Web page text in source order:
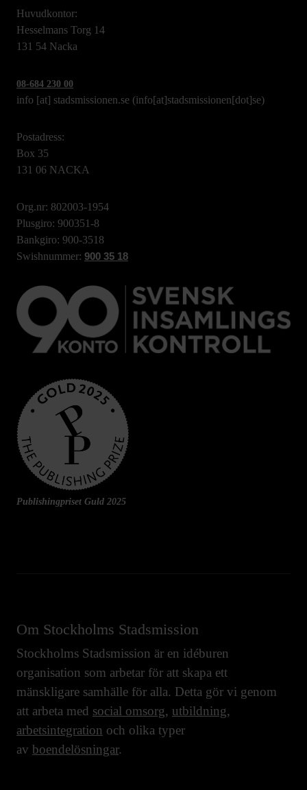
Huvudkontor:
Hesselmans Torg 14
131 54 Nacka
08-684 230 00
info [at] stadsmissionen.se (info[at]stadsmissionen[dot]se)
Postadress:
Box 35
131 06 NACKA
Org.nr: 802003-1954
Plusgiro: 900351-8
Bankgiro: 900-3518
Swishnummer: 900 35 18
Publishingpriset Guld 2025
Om Stockholms Stadsmission
Stockholms Stadsmission är en idéburen
organisation som arbetar för att skapa ett
mänskligare samhälle för alla. Detta gör vi genom
att arbeta med social omsorg, utbildning,
arbetsintegration och olika typer
av boendelösningar.